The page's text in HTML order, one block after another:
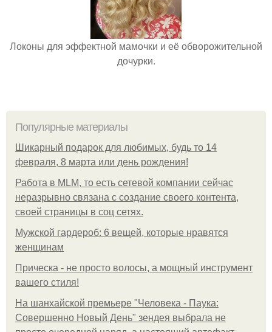
Локоны для эффектной мамочки и её обворожительной
дочурки.
Популярные материалы
Шикарный подарок для любимых, будь то 14
февраля, 8 марта или день рождения!
Работа в MLM, то есть сетевой компании сейчас
неразрывно связана с создание своего контента,
своей страницы в соц сетях.
Мужской гардероб: 6 вещей, которые нравятся
женщинам
Прическа - не просто волосы, а мощный инструмент
вашего стиля!
На шанхайской премьере "Человека - Паука:
Совершенно Новый День" зендея выбрала не